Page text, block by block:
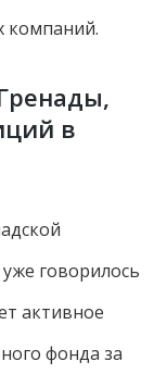
компаний.
в
говорилось
активное
фонда за